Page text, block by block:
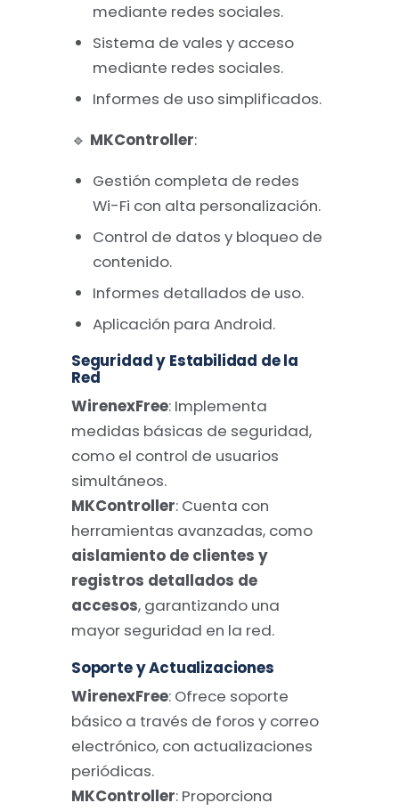
mediante redes sociales.
Sistema de vales y acceso
mediante redes sociales.
Informes de uso simplificados.
🔹 MKController:
Gestión completa de redes
Wi-Fi con alta personalización.
Control de datos y bloqueo de
contenido.
Informes detallados de uso.
Aplicación para Android.
Seguridad y Estabilidad de la
Red
WirenexFree: Implementa
medidas básicas de seguridad,
como el control de usuarios
simultáneos.
MKController: Cuenta con
herramientas avanzadas, como
aislamiento de clientes y
registros detallados de
accesos, garantizando una
mayor seguridad en la red.
Soporte y Actualizaciones
WirenexFree: Ofrece soporte
básico a través de foros y correo
electrónico, con actualizaciones
periódicas.
MKController: Proporciona